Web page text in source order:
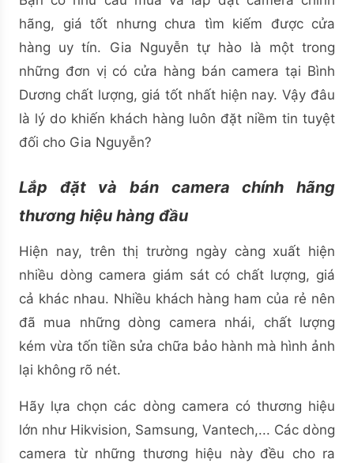
hãng, giá tốt nhưng chưa tìm kiếm được cửa
hàng uy tín. Gia Nguyễn tự hào là một trong
những đơn vị có cửa hàng bán camera tại Bình
Dương chất lượng, giá tốt nhất hiện nay. Vậy đâu
là lý do khiến khách hàng luôn đặt niềm tin tuyệt
đối cho Gia Nguyễn?
Lắp đặt và bán camera chính hãng
thương hiệu hàng đầu
Hiện nay, trên thị trường ngày càng xuất hiện
nhiều dòng camera giám sát có chất lượng, giá
cả khác nhau. Nhiều khách hàng ham của rẻ nên
đã mua những dòng camera nhái, chất lượng
kém vừa tốn tiền sửa chữa bảo hành mà hình ảnh
lại không rõ nét.
Hãy lựa chọn các dòng camera có thương hiệu
lớn như Hikvision, Samsung, Vantech,... Các dòng
camera từ những thương hiệu này đều cho ra